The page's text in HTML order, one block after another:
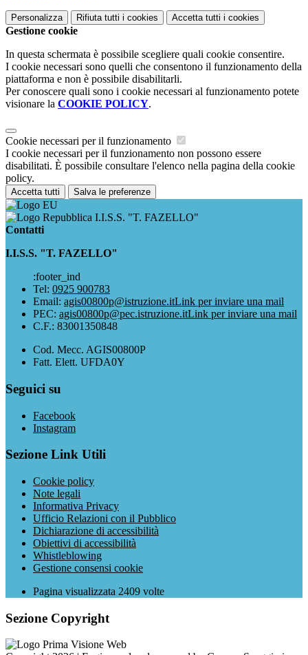
Personalizza Rifiuta tutti i cookies Accetta tutti i cookies
Gestione cookie
In questa schermata è possibile scegliere quali cookie consentire.
I cookie necessari sono quelli che consentono il funzionamento della
piattaforma e non è possibile disabilitarli.
Per conoscere quali sono i cookie necessari al funzionamento potete
visionare la COOKIE POLICY.
Cookie necessari per il funzionamento
I cookie necessari per il funzionamento non possono essere
disabilitati. È possibile consultare l'elenco nella pagina della cookie
policy.
Accetta tutti Salva le preferenze
I.I.S.S. "T. FAZELLO"
Contatti
I.I.S.S. "T. FAZELLO"
:footer_ind
Tel: 0925 900783
Email: agis00800p@istruzione.itLink per inviare una mail
PEC: agis00800p@pec.istruzione.itLink per inviare una mail
C.F.: 83001350848
Cod. Mecc. AGIS00800P
Fatt. Elett. UFDA0Y
Seguici su
Facebook
Instagram
Sezione Link Utili
Cookie policy
Note legali
Informativa Privacy
Ufficio Relazioni con il Pubblico
Dichiarazione di accessibilità
Obiettivi di accessibilità
Whistleblowing
Gestione consensi cookie
Pagina visualizzata 2409 volte
Sezione Copyright